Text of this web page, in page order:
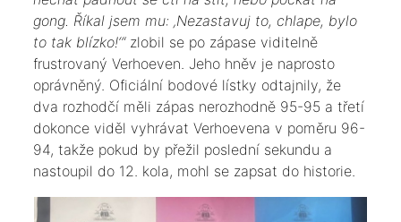
gong. Říkal jsem mu: ‚Nezastavuj to, chlape, bylo
to tak blízko!‘“zlobil se po zápase viditelně
frustrovaný Verhoeven. Jeho hněv je naprosto
oprávněný. Oficiální bodové lístky odtajnily, že
dva rozhodčí měli zápas nerozhodně 95-95 a třetí
dokonce viděl vyhrávat Verhoevena v poměru 96-
94, takže pokud by přežil poslední sekundu a
nastoupil do 12. kola, mohl se zapsat do historie.